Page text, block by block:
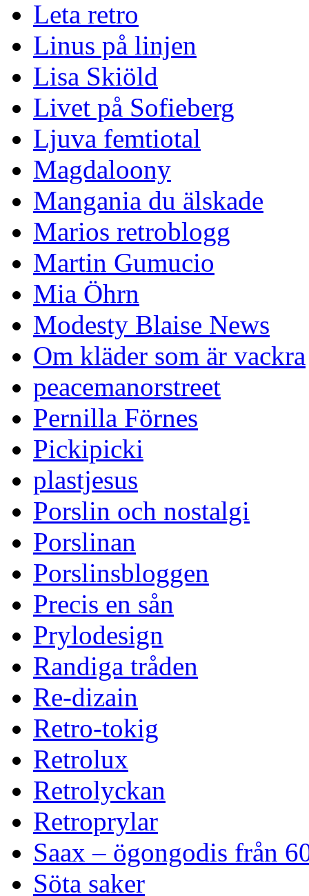
Leta retro
Linus på linjen
Lisa Skiöld
Livet på Sofieberg
Ljuva femtiotal
Magdaloony
Mangania du älskade
Marios retroblogg
Martin Gumucio
Mia Öhrn
Modesty Blaise News
Om kläder som är vackra
peacemanorstreet
Pernilla Förnes
Pickipicki
plastjesus
Porslin och nostalgi
Porslinan
Porslinsbloggen
Precis en sån
Prylodesign
Randiga tråden
Re-dizain
Retro-tokig
Retrolux
Retrolyckan
Retroprylar
Saax – ögongodis från
Söta saker